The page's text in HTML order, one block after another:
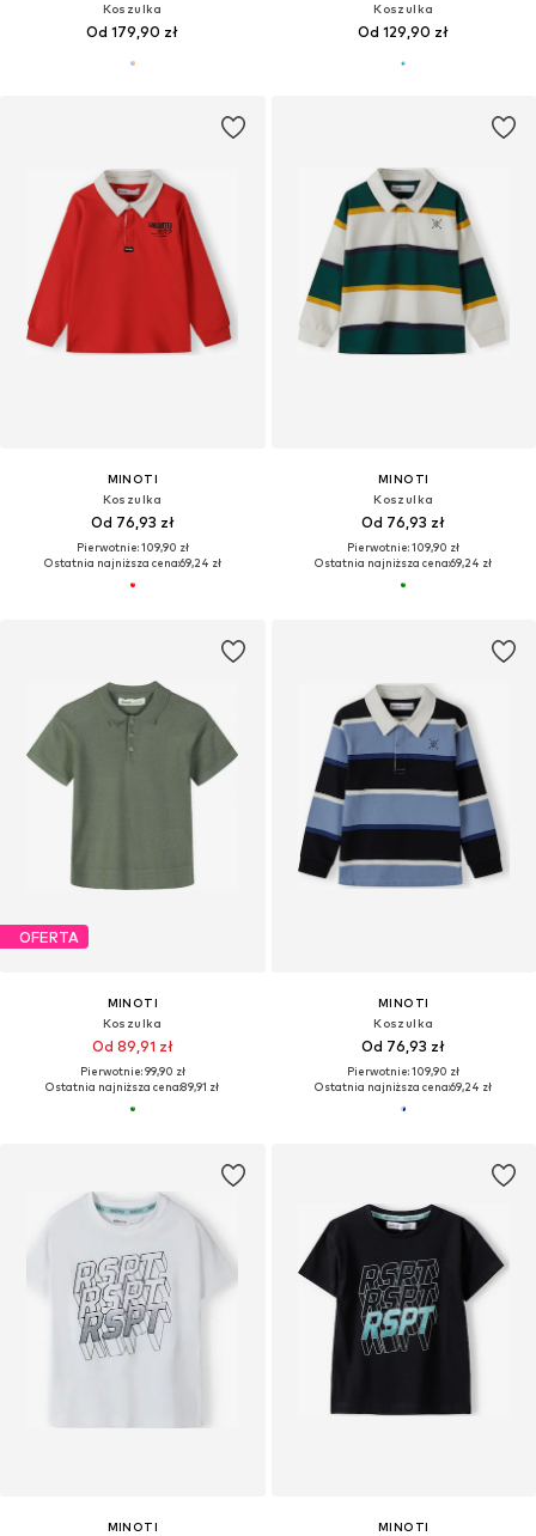
Koszulka
Od 179,90 zł
Koszulka
Od 129,90 zł
MINOTI
Koszulka
Od 76,93 zł
Pierwotnie: 109,90 zł
Ostatnia najniższa cena:69,24 zł
MINOTI
Koszulka
Od 76,93 zł
Pierwotnie: 109,90 zł
Ostatnia najniższa cena:69,24 zł
OFERTA
MINOTI
Koszulka
Od 89,91 zł
Pierwotnie: 99,90 zł
Ostatnia najniższa cena:89,91 zł
MINOTI
Koszulka
Od 76,93 zł
Pierwotnie: 109,90 zł
Ostatnia najniższa cena:69,24 zł
MINOTI MINOTI